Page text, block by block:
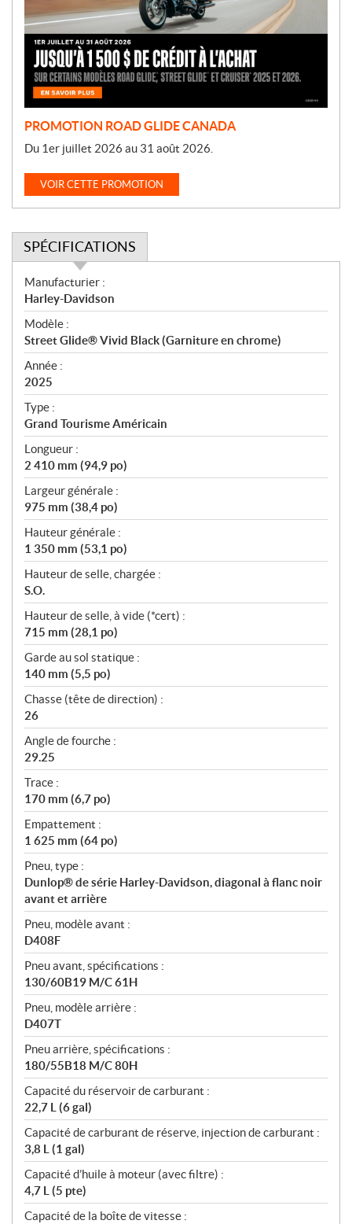
o
t
n
PROMOTION ROAD GLIDE CANADA
Du 1er juillet 2026 au 31 août 2026.
VOIR CETTE PROMOTION
SPÉCIFICATIONS
S
p
é
c
i
f
i
c
a
t
i
o
n
s
Manufacturier :
Harley-Davidson
Modèle :
Street Glide® Vivid Black (Garniture en chrome)
Année :
2025
Type :
Grand Tourisme Américain
Longueur :
2 410 mm (94,9 po)
Largeur générale :
975 mm (38,4 po)
Hauteur générale :
1 350 mm (53,1 po)
Hauteur de selle, chargée :
S.O.
Hauteur de selle, à vide (*cert) :
715 mm (28,1 po)
Garde au sol statique :
140 mm (5,5 po)
Chasse (tête de direction) :
26
Angle de fourche :
29.25
Trace :
170 mm (6,7 po)
Empattement :
1 625 mm (64 po)
Pneu, type :
Dunlop® de série Harley-Davidson, diagonal à flanc noir
avant et arrière
Pneu, modèle avant :
D408F
Pneu avant, spécifications :
130/60B19 M/C 61H
Pneu, modèle arrière :
D407T
Pneu arrière, spécifications :
180/55B18 M/C 80H
Capacité du réservoir de carburant :
22,7 L (6 gal)
Capacité de carburant de réserve, injection de carburant :
3,8 L (1 gal)
Capacité d’huile à moteur (avec filtre) :
4,7 L (5 pte)
Capacité de la boîte de vitesse :